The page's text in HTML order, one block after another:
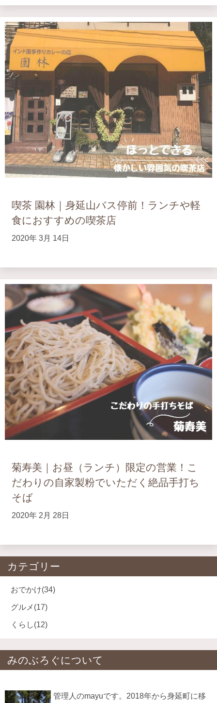
喫茶 園林｜身延山バス停前！ランチや軽
食におすすめの喫茶店
2020年 3月 14日
菊寿美｜お昼（ランチ）限定の営業！こ
だわりの自家製粉でいただく絶品手打ち
そば
2020年 2月 28日
カテゴリー
おでかけ(34)
グルメ (17)
くらし(12)
みのぶろぐについて
管理人のmayuです。2018年から身延町に移